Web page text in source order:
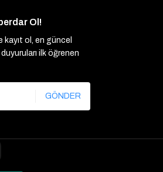
Ol!
ol, en güncel
ilk öğrenen
GÖNDER